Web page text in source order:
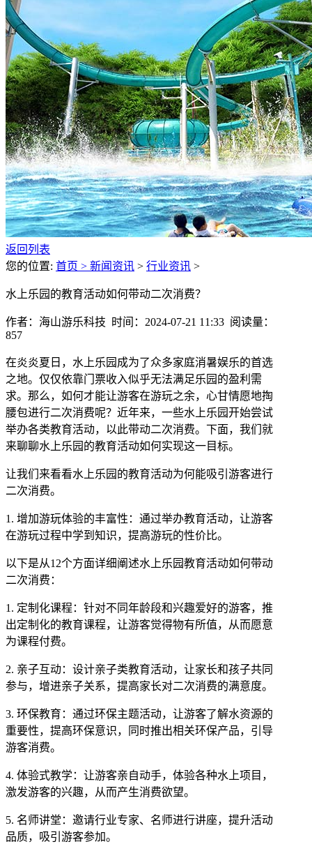
返回列表
您的位置: 首页 > 新闻资讯 > 行业资讯 >
水上乐园的教育活动如何带动二次消费？
作者：海山游乐科技 时间：2024-07-21 11:33 阅读量：
857
在炎炎夏日，水上乐园成为了众多家庭消暑娱乐的首选
之地。仅仅依靠门票收入似乎无法满足乐园的盈利需
求。那么，如何才能让游客在游玩之余，心甘情愿地掏
腰包进行二次消费呢？近年来，一些水上乐园开始尝试
举办各类教育活动，以此带动二次消费。下面，我们就
来聊聊水上乐园的教育活动如何实现这一目标。
让我们来看看水上乐园的教育活动为何能吸引游客进行
二次消费。
1. 增加游玩体验的丰富性：通过举办教育活动，让游客
在游玩过程中学到知识，提高游玩的性价比。
以下是从12个方面详细阐述水上乐园教育活动如何带动
二次消费：
1. 定制化课程：针对不同年龄段和兴趣爱好的游客，推
出定制化的教育课程，让游客觉得物有所值，从而愿意
为课程付费。
2. 亲子互动：设计亲子类教育活动，让家长和孩子共同
参与，增进亲子关系，提高家长对二次消费的满意度。
3. 环保教育：通过环保主题活动，让游客了解水资源的
重要性，提高环保意识，同时推出相关环保产品，引导
游客消费。
4. 体验式教学：让游客亲自动手，体验各种水上项目，
激发游客的兴趣，从而产生消费欲望。
5. 名师讲堂：邀请行业专家、名师进行讲座，提升活动
品质，吸引游客参加。